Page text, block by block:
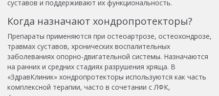
суставов и поддерживают их функциональность.
Когда назначают хондропротекторы?
Препараты применяются при остеоартрозе, остеохондрозе,
травмах суставов, хронических воспалительных
заболеваниях опорно-двигательной системы. Назначаются
на ранних и средних стадиях разрушения хряща. В
«ЗдравКлиник» хондропротекторы используются как часть
комплексной терапии, часто в сочетании с ЛФК,